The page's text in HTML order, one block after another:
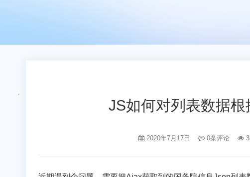
JS如何对列表数据
2020年7月17日 0条评论